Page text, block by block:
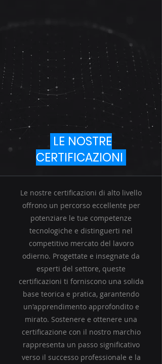
LE NOSTRE
CERTIFICAZIONI
Le nostre certificazioni di alto livello
offrono un percorso eccellente per
potenziare le tue competenze
tecnologiche e distinguerti nel
competitivo mercato del lavoro
odierno. Progettate e insegnate da
esperti del settore, queste
certificazioni ti forniscono una solida
base teorica e pratica, garantendo
un'apprendimento approfondito e
mirato. Sostenere e ottenere una
certificazione con il nostro marchio
rappresenta un passo significativo
verso il successo professionale e la